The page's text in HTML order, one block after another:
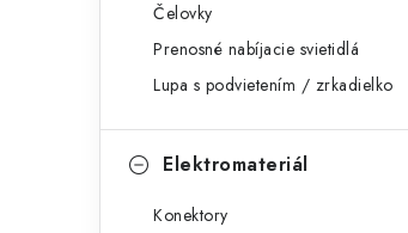
Čelovky
Prenosné nabíjacie svietidlá
Lupa s podvietením / zrkadielko
Elektromateriál
Konektory